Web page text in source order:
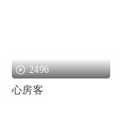
2496
心房客